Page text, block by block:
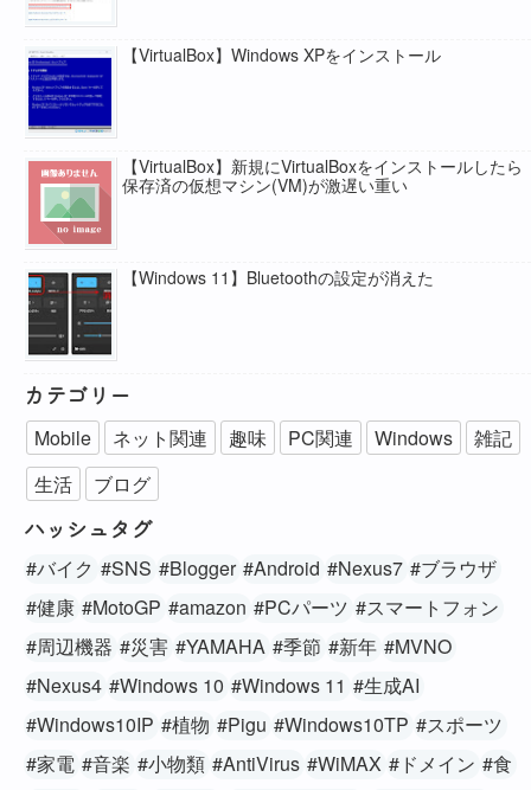
【VirtualBox】Windows XPをインストール
【VirtualBox】新規にVirtualBoxをインストールしたら
保存済の仮想マシン(VM)が激遅い重い
【Windows 11】Bluetoothの設定が消えた
カテゴリー
Mobile ネット関連 趣味 PC関連 Windows
雑記
生活
ブログ
ハッシュタグ
#バイク #SNS #Blogger #Android #Nexus7 #ブラウザ
#健康 #MotoGP #amazon #PCパーツ #スマートフォン
#周辺機器 #災害 #YAMAHA #季節 #新年 #MVNO
#Nexus4 #Windows 10 #Windows 11 #生成AI
#Windows10IP #植物 #Pigu #Windows10TP #スポーツ
#家電 #音楽 #小物類 #AntiVirus #WiMAX #ドメイン #食